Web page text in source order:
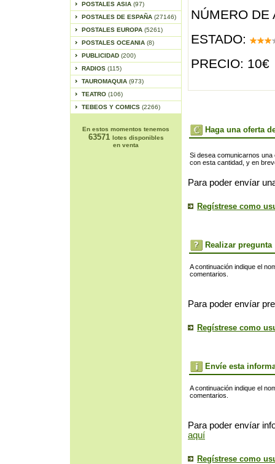
POSTALES ASIA (97)
POSTALES DE ESPAÑA (27146)
POSTALES EUROPA (5261)
POSTALES OCEANIA (8)
PUBLICIDAD (200)
RADIOS (115)
TAUROMAQUIA (973)
TEATRO (106)
TEBEOS Y COMICS (2266)
En estos momentos tenemos
63571 lotes disponibles
en venta
NÚMERO DE
ESTADO:
PRECIO: 10€
Haga una oferta
Si desea comunicarnos
con esta cantidad, y en
Para poder envíar
Regístrese como
Realizar pregunta
A continuación indique el
comentarios.
Para poder envíar
Regístrese como
Envíe esta
A continuación indique el
comentarios.
Para poder envíar
aquí
Regístrese como